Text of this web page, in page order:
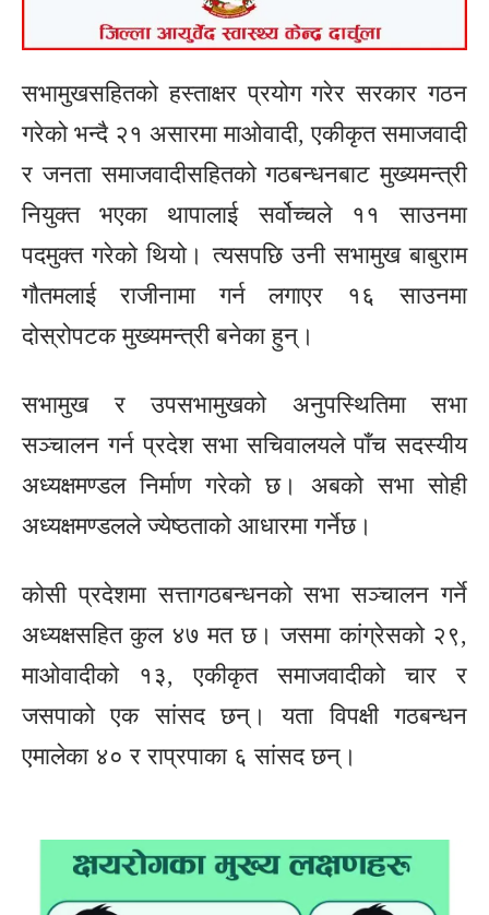
सभामुखसहितको हस्ताक्षर प्रयोग गरेर सरकार गठन
गरेको भन्दै २१ असारमा माओवादी, एकीकृत समाजवादी
र जनता समाजवादीसहितको गठबन्धनबाट मुख्यमन्त्री
नियुक्त भएका थापालाई सर्वोच्चले ११ साउनमा
पदमुक्त गरेको थियो। त्यसपछि उनी सभामुख बाबुराम
गौतमलाई राजीनामा गर्न लगाएर १६ साउनमा
दोस्रोपटक मुख्यमन्त्री बनेका हुन्।
सभामुख र उपसभामुखको अनुपस्थितिमा सभा
सञ्चालन गर्न प्रदेश सभा सचिवालयले पाँच सदस्यीय
अध्यक्षमण्डल निर्माण गरेको छ। अबको सभा सोही
अध्यक्षमण्डलले ज्येष्ठताको आधारमा गर्नेछ।
कोसी प्रदेशमा सत्तागठबन्धनको सभा सञ्चालन गर्ने
अध्यक्षसहित कुल ४७ मत छ। जसमा कांग्रेसको २९,
माओवादीको १३, एकीकृत समाजवादीको चार र
जसपाको एक सांसद छन्। यता विपक्षी गठबन्धन
एमालेका ४० र राप्रपाका ६ सांसद छन्।